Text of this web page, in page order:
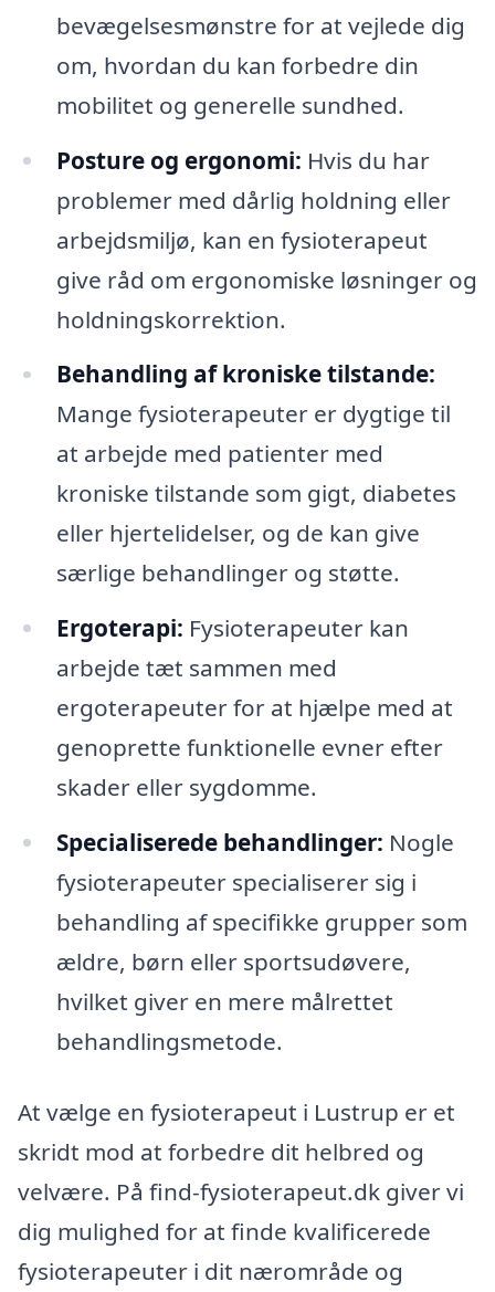
bevægelsesmønstre for at vejlede dig
om, hvordan du kan forbedre din
mobilitet og generelle sundhed.
Posture og ergonomi: Hvis du har
problemer med dårlig holdning eller
arbejdsmiljø, kan en fysioterapeut
give råd om ergonomiske løsninger og
holdningskorrektion.
Behandling af kroniske tilstande:
Mange fysioterapeuter er dygtige til
at arbejde med patienter med
kroniske tilstande som gigt, diabetes
eller hjertelidelser, og de kan give
særlige behandlinger og støtte.
Ergoterapi: Fysioterapeuter kan
arbejde tæt sammen med
ergoterapeuter for at hjælpe med at
genoprette funktionelle evner efter
skader eller sygdomme.
Specialiserede behandlinger: Nogle
fysioterapeuter specialiserer sig i
behandling af specifikke grupper som
ældre, børn eller sportsudøvere,
hvilket giver en mere målrettet
behandlingsmetode.
At vælge en fysioterapeut i Lustrup er et
skridt mod at forbedre dit helbred og
velvære. På find-fysioterapeut.dk giver vi
dig mulighed for at finde kvalificerede
fysioterapeuter i dit nærområde og